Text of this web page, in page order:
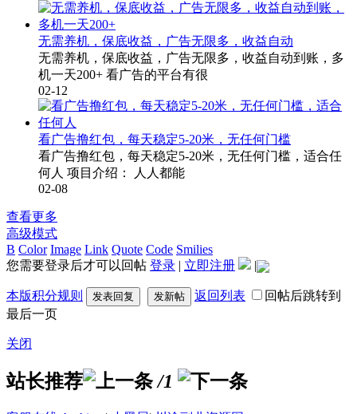
无需养机，保底收益，广告无限多，收益自动
无需养机，保底收益，广告无限多，收益自动到账，多
机一天200+ 看广告的平台有很
02-12
看广告撸红包，每天稳定5-20米，无任何门槛
看广告撸红包，每天稳定5-20米，无任何门槛，适合任
何人 项目介绍： 人人都能
02-08
查看更多
高级模式
B Color Image Link Quote Code Smilies
您需要登录后才可以回帖 登录 | 立即注册 |
本版积分规则 发表回复 发新帖 返回列表
回帖后跳转到
最后一页
关闭
站长推荐 /1